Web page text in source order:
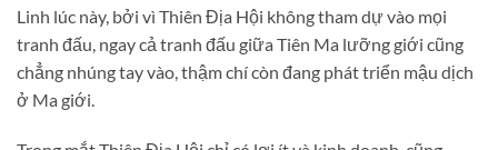
Linh lúc này, bởi vì Thiên Địa Hội không tham dự vào mọi
tranh đấu, ngay cả tranh đấu giữa Tiên Ma lưỡng giới cũng
chẳng nhúng tay vào, thậm chí còn đang phát triển mậu dịch
ở Ma giới.